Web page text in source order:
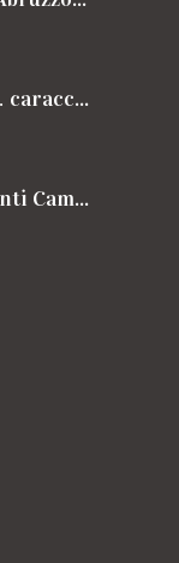
Pillole di sapori … caracciolini
FIESA Confesercenti Campania per il Cammino